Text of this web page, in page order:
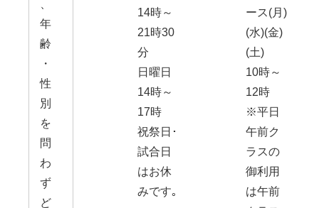
年
齢
・
性
別
を
問
わ
ず
ど
14時～
21時30
分
日曜日
14時～
17時
祝祭日･
試合日
はお休
みです｡
ース(月)
(水)(金)
(土)
10時～
12時
※平日
午前ク
ラスの
御利用
は午前